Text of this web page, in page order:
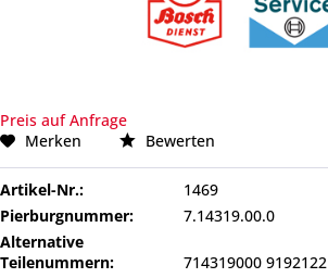
Preis auf Anfrage
Merken
Bewerten
Artikel-Nr.:
1469
Pierburgnummer:
7.14319.00.0
Alternative
Teilenummern:
714319000 9192122